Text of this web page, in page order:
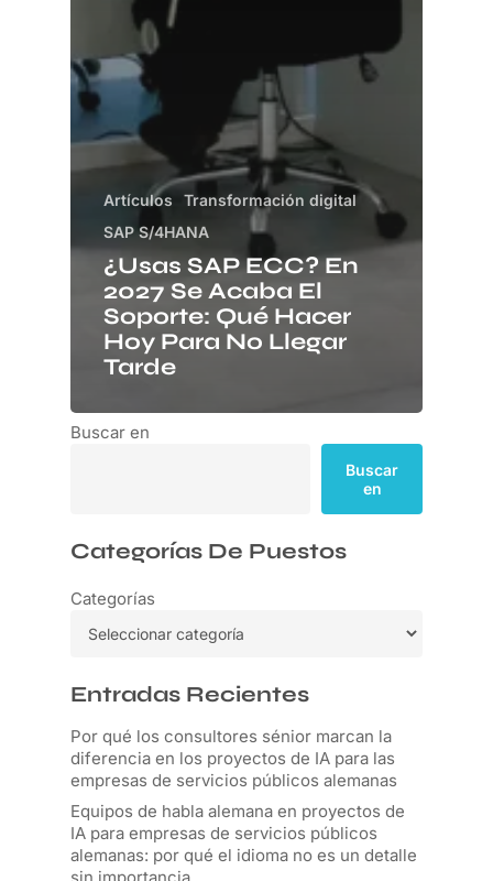
Artículos
Transformación digital
SAP S/4HANA
¿Usas SAP ECC? En
2027 Se Acaba El
Soporte: Qué Hacer
Hoy Para No Llegar
Tarde
Buscar en
Buscar
en
Categorías De Puestos
Categorías
Entradas Recientes
Por qué los consultores sénior marcan la
diferencia en los proyectos de IA para las
empresas de servicios públicos alemanas
Equipos de habla alemana en proyectos de
IA para empresas de servicios públicos
alemanas: por qué el idioma no es un detalle